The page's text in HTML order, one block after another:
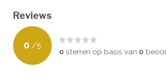
Reviews
0 /5
0 sterren op basis van 0